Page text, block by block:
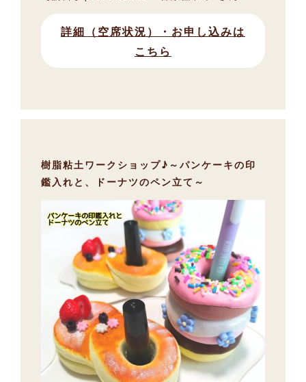
詳細（空席状況）・お申し込みは
こちら
樹脂粘土ワークショップ♪～パンケーキの印
鑑入れと、ドーナツのペン立て～